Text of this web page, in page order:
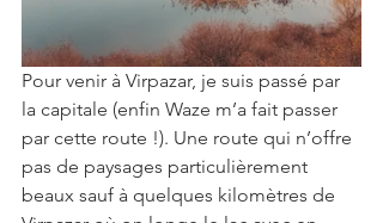
Pour venir à Virpazar, je suis passé par
la capitale (enfin Waze m’a fait passer
par cette route !). Une route qui n’offre
pas de paysages particulièrement
beaux sauf à quelques kilomètres de